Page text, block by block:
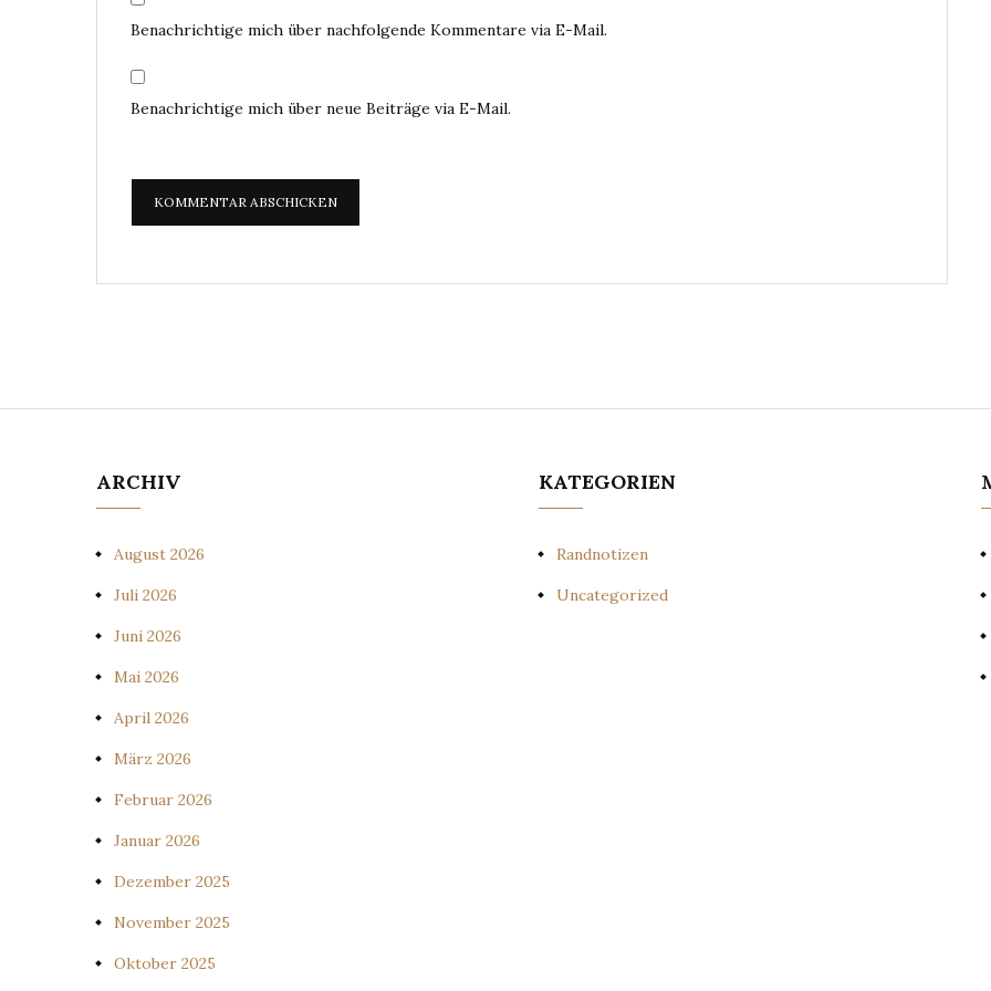
Benachrichtige mich über nachfolgende Kommentare via E-Mail.
Benachrichtige mich über neue Beiträge via E-Mail.
ARCHIV
August 2026
Juli 2026
Juni 2026
Mai 2026
April 2026
März 2026
Februar 2026
Januar 2026
Dezember 2025
November 2025
Oktober 2025
KATEGORIEN
Randnotizen
Uncategorized